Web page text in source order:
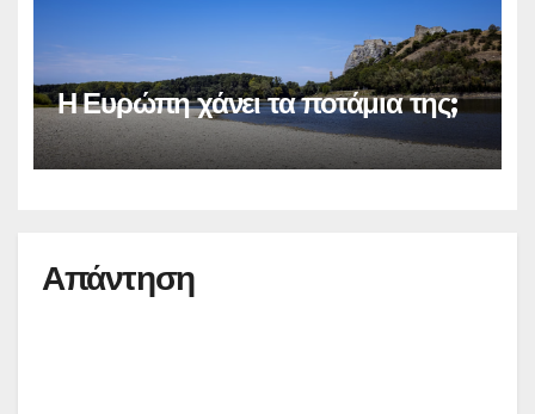
Η Ευρώπη χάνει τα ποτάμια της;
Απάντηση